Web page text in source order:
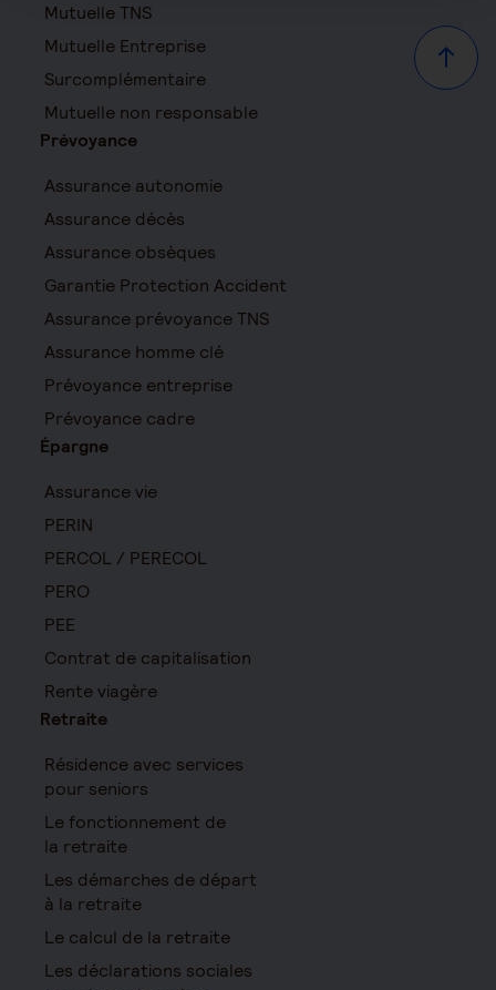
Haut
Mutuelle TNS
Mutuelle Entreprise
Surcomplémentaire
Mutuelle non responsable
Prévoyance
Assurance autonomie
Assurance décès
Assurance obsèques
Garantie Protection Accident
Assurance prévoyance TNS
Assurance homme clé
Prévoyance entreprise
Prévoyance cadre
Épargne
Assurance vie
PERIN
PERCOL / PERECOL
PERO
PEE
Contrat de capitalisation
Rente viagère
Retraite
Résidence avec services
pour seniors
Le fonctionnement de
la retraite
Les démarches de départ
à la retraite
Le calcul de la retraite
Les déclarations sociales